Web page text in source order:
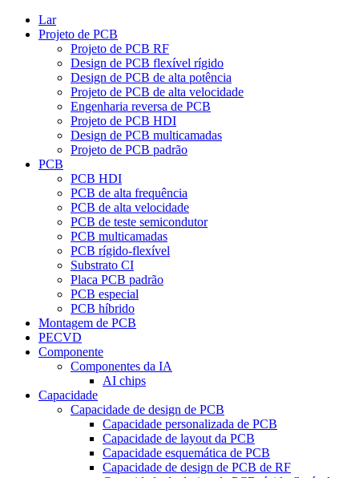
Lar
Projeto de PCB
Projeto de PCB RF
Design de PCB flexível rígido
Design de PCB de alta potência
Projeto de PCB de alta velocidade
Engenharia reversa de PCB
Projeto de PCB HDI
Design de PCB multicamadas
Projeto de PCB padrão
PCB
PCB HDI
PCB de alta frequência
PCB de alta velocidade
PCB de teste semicondutor
PCB multicamadas
PCB rígido-flexível
Substrato CI
Placa PCB padrão
PCB especial
PCB híbrido
Montagem de PCB
PECVD
Componente
Componentes da IA
AI chips
Capacidade
Capacidade de design de PCB
Capacidade personalizada de PCB
Capacidade de layout da PCB
Capacidade esquemática de PCB
Capacidade de design de PCB de RF